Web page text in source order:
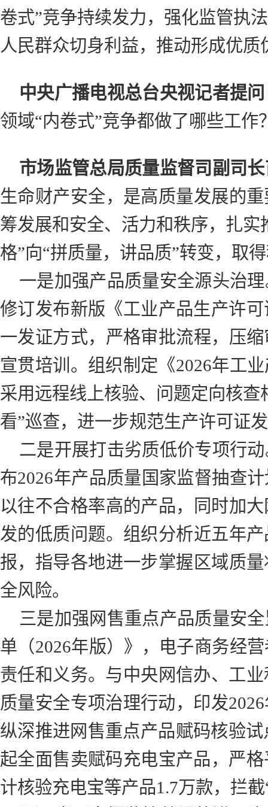
卷式”竞争持续发力，强化监管执
人民群众切身利益，推动形成优
中央广播电视总台央视记者提
领域“内卷式”竞争都做了哪些工作
市场监管总局质量监督司副司
生命财产安全，是高质量发展的
筹发展和安全、活力和秩序，扎
格”向“拼质量，讲品质”转变，取
一是加强产品质量安全源头治
修订发布新版《工业产品生产许
一发证方式，严格审批流程，压
宣贯培训。组织制定《2026年工
采用远程线上核验、问题定向核
看”巡查，进一步规范生产许可证
二是开展打击劣质低价专项行
布2026年产品质量国家监督抽查
以往不合格率高的产品，同时加
发的低质问题。组织分析近五年
报，指导各地进一步掌握区域质
全风险。
三是加强网售重点产品质量安
单（2026年版）》，电子商务经
责任和义务。与中央网信办、工
质量安全专项治理行动，印发
纵深推进网售重点产品赋码核验
起全面售卖赋码充电宝产品，严
计核验充电宝等产品1.7万款，拦